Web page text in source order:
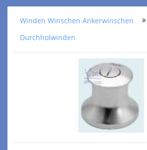
Winden Winschen Ankerwinschen
Durchholwinden